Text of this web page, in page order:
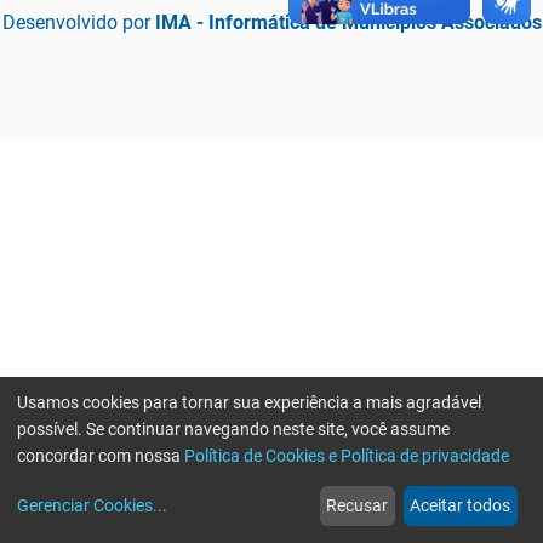
Desenvolvido por IMA - Informática de Municípios Associados
web
Notícias
more_horiz
Mais
Usamos cookies para tornar sua experiência a mais agradável
possível. Se continuar navegando neste site, você assume
concordar com nossa Política de Cookies e Política de privacidade
Gerenciar Cookies... Recusar Aceitar todos
Erro ao enviar informações, por favor tente novamente